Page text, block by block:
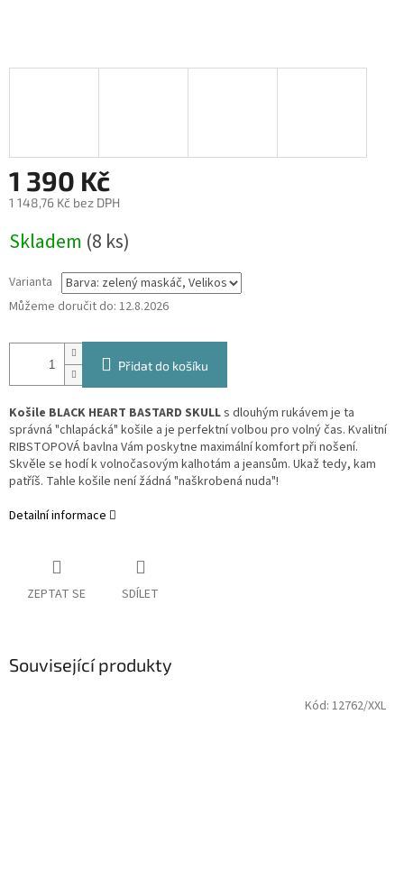
1 390 Kč
1 148,76 Kč bez DPH
cena:
Skladem (8 ks)
Varianta
Můžeme doručit do: 12.8.2026
Přidat do košíku
Košile BLACK HEART BASTARD SKULLs dlouhým rukávem je ta
správná "chlapácká" košile a je perfektní volbou pro volný čas. Kvalitní
RIBSTOPOVÁ bavlna Vám poskytne maximální komfort při nošení.
Skvěle se hodí k volnočasovým kalhotám a jeansům. Ukaž tedy, kam
patříš. Tahle košile není žádná "naškrobená nuda"!
Detailní informace
ZEPTAT SE SDÍLET
Související produkty
Kód: 12762/XXL